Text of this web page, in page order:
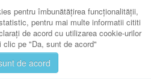
pentru îmbunătăţirea funcţionalităţii,
pentru mai multe informatii cititi
de acord cu utilizarea cookie-urilor
pe "Da, sunt de acord"
de acord